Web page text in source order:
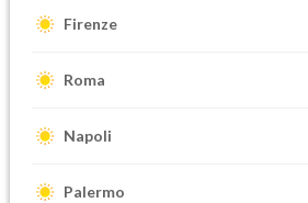
Firenze
Roma
Napoli
Palermo